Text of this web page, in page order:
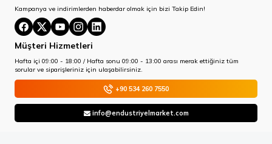
Kampanya ve indirimlerden haberdar olmak için bizi Takip Edin!
Müşteri Hizmetleri
Hafta içi 09:00 - 18:00 / Hafta sonu 09:00 - 13:00 arası merak ettiğiniz tüm
sorular ve siparişleriniz için ulaşabilirsiniz.
+90 534 260 7550
info@endustriyelmarket.com